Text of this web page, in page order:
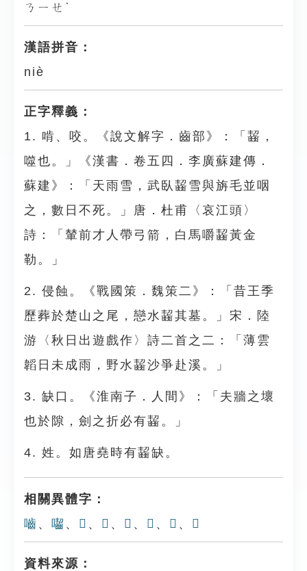
ㄋㄧㄝˋ
漢語拼音：
niè
正字釋義：
1. 啃、咬。《說文解字．齒部》：「齧，
噬也。」《漢書．卷五四．李廣蘇建傳．
蘇建》：「天雨雪，武臥齧雪與旃毛並咽
之，數日不死。」唐．杜甫〈哀江頭〉
詩：「輦前才人帶弓箭，白馬嚼齧黃金
勒。」
2. 侵蝕。《戰國策．魏策二》：「昔王季
歷葬於楚山之尾，戀水齧其墓。」宋．陸
游〈秋日出遊戲作〉詩二首之二：「薄雲
韜日未成雨，野水齧沙爭赴溪。」
3. 缺口。《淮南子．人間》：「夫牆之壞
也於隙，劍之折必有齧。」
4. 姓。如唐堯時有齧缺。
相關異體字：
嚙 、 囓 、 𠼜 、 𪘅 、 𪘖 、 𪙓 、 𠲼 、 𪗘
資料來源：